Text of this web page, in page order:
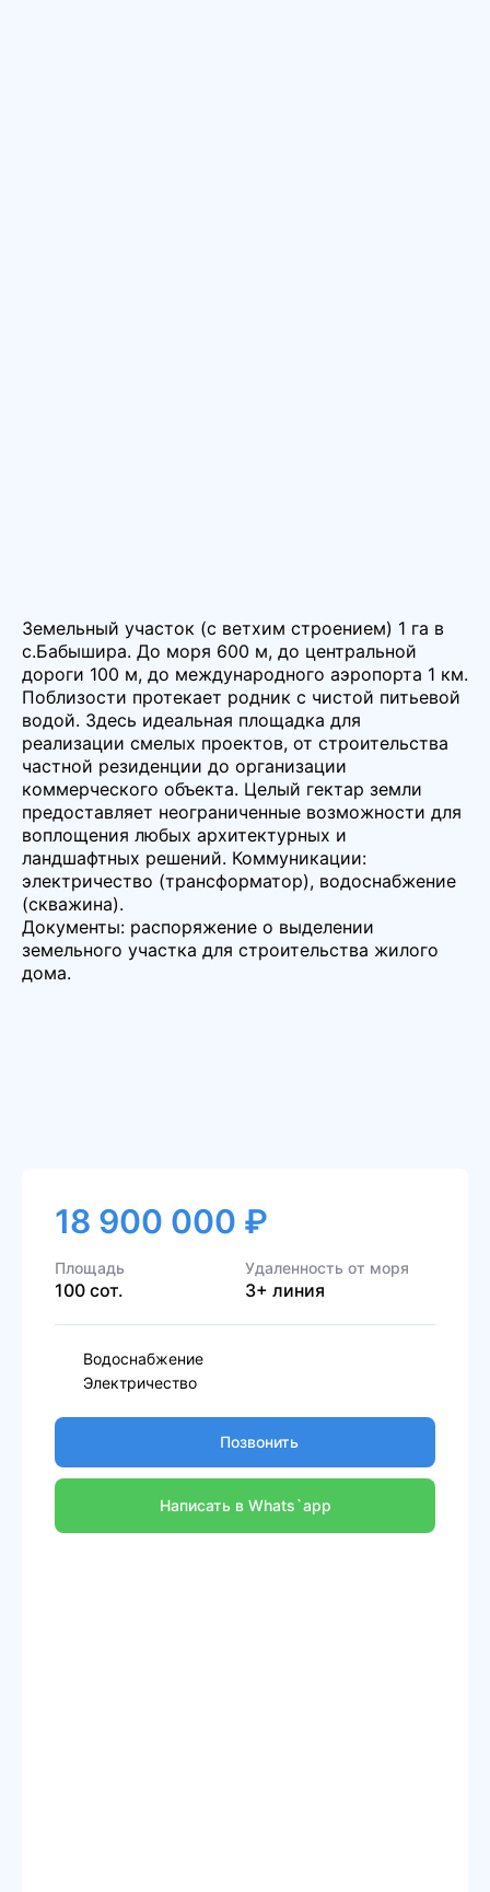
Земельный участок (с ветхим строением) 1 га в
с.Бабышира. До моря 600 м, до центральной
дороги 100 м, до международного аэропорта 1 км.
Поблизости протекает родник с чистой питьевой
водой. Здесь идеальная площадка для
реализации смелых проектов, от строительства
частной резиденции до организации
коммерческого объекта. Целый гектар земли
предоставляет неограниченные возможности для
воплощения любых архитектурных и
ландшафтных решений. Коммуникации:
электричество (трансформатор), водоснабжение
(скважина).
Документы: распоряжение о выделении
земельного участка для строительства жилого
дома.
18 900 000 ₽
Площадь
100 сот.
Удаленность от моря
3+ линия
Водоснабжение
Электричество
Позвонить
Написать в Whats`app